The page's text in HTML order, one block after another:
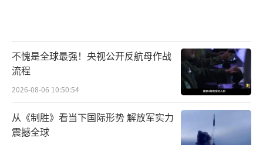
不愧是全球最强！央视公开反航母作战
流程
2026-08-06 10:50:54
从《制胜》看当下国际形势 解放军实力
震撼全球